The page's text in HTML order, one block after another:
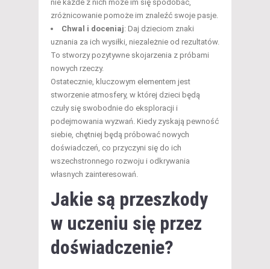
nie każde z nich może im się spodobać,
zróżnicowanie pomoże im znaleźć swoje pasje.
Chwal i doceniaj: Daj dzieciom znaki
uznania za ich wysiłki, niezależnie od rezultatów.
To stworzy pozytywne skojarzenia z próbami
nowych rzeczy.
Ostatecznie, kluczowym elementem jest
stworzenie atmosfery, w której dzieci będą
czuły się swobodnie do eksploracji i
podejmowania wyzwań. Kiedy zyskają pewność
siebie, chętniej będą próbować nowych
doświadczeń, co przyczyni się do ich
wszechstronnego rozwoju i odkrywania
własnych zainteresowań.
Jakie są przeszkody
w uczeniu się przez
doświadczenie?